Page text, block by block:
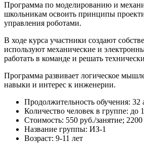
Программа по моделированию и
школьникам освоить принципы
управления роботами.
В ходе курса участники создают
используют механические и
работать в команде и решать
Программа развивает логическое
навыки и интерес к инженерии.
Продолжительность обучения: 32
Количество человек в группе: до
Стоимость: 550 руб./занятие;
Название группы: ИЗ-1
Возраст: 9-11 лет